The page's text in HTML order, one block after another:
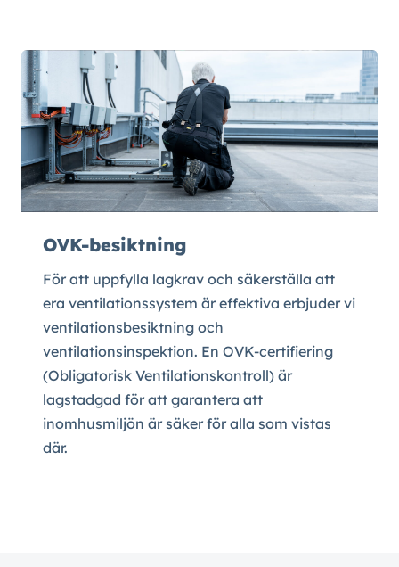
OVK-besiktning
För att uppfylla lagkrav och säkerställa att
era ventilationssystem är effektiva erbjuder vi
ventilationsbesiktning och
ventilationsinspektion. En OVK-certifiering
(Obligatorisk Ventilationskontroll) är
lagstadgad för att garantera att
inomhusmiljön är säker för alla som vistas
där.